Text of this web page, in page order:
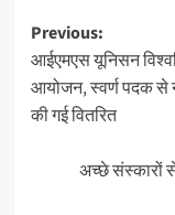
Post
Previous:
आईएमएस यूनिसन
आयोजन, स्वर्ण पदक से
की गई वितरित
अच्छे संस्कारों से